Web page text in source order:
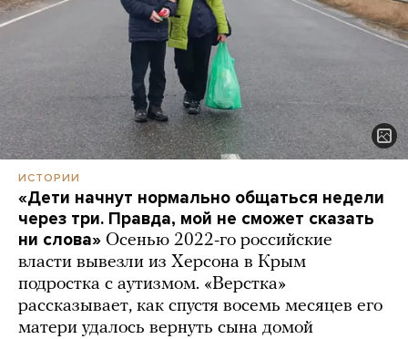
ИСТОРИИ
«Дети начнут нормально общаться недели
через три. Правда, мой не сможет сказать
ни слова» Осенью 2022-го российские
власти вывезли из Херсона в Крым
подростка с аутизмом. «Верстка»
рассказывает, как спустя восемь месяцев его
матери удалось вернуть сына домой